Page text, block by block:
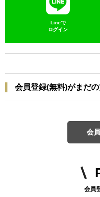
Lineで
ログイン
会員登録(無料)がまだ
会
会員